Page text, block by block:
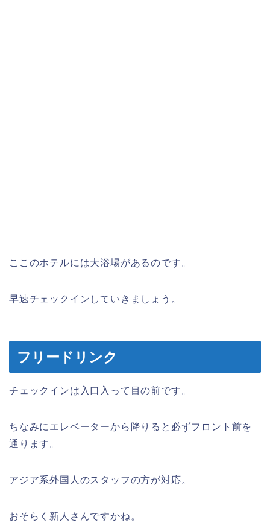
ここのホテルには大浴場があるのです。
早速チェックインしていきましょう。
フリードリンク
チェックインは入口入って目の前です。
ちなみにエレベーターから降りると必ずフロント前を
通ります。
アジア系外国人のスタッフの方が対応。
おそらく新人さんですかね。